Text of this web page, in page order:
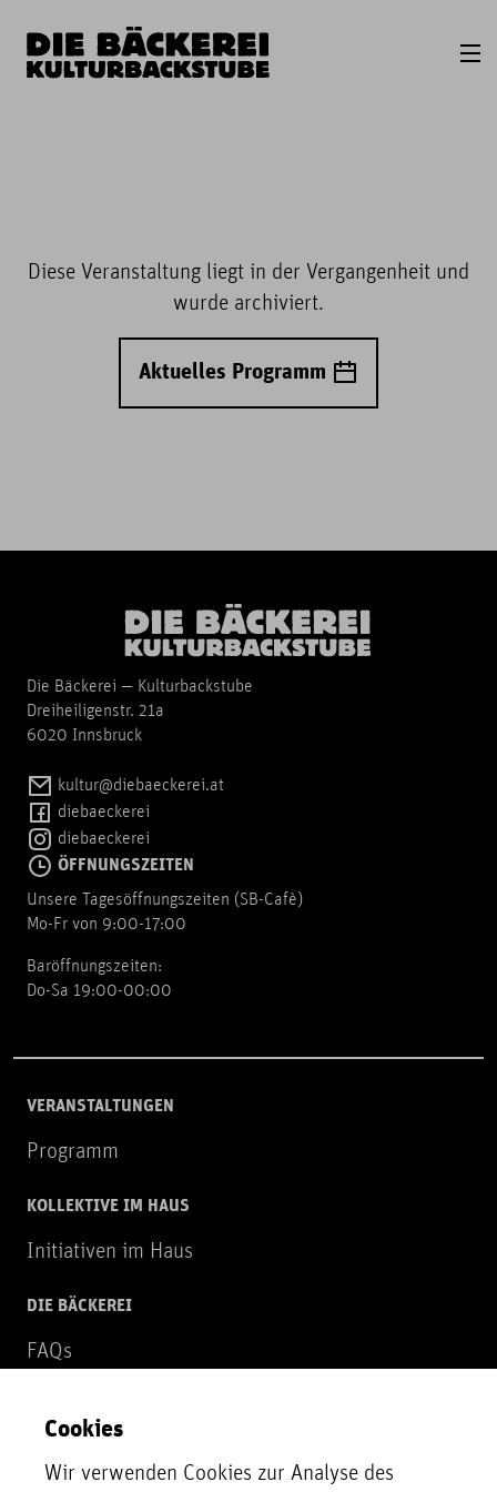
Diese Veranstaltung liegt in der Vergangenheit und
wurde archiviert.
Aktuelles Programm
Die Bäckerei — Kulturbackstube
Dreiheiligenstr. 21a
6020 Innsbruck
kultur@diebaeckerei.at
diebaeckerei
diebaeckerei
ÖFFNUNGSZEITEN
Unsere Tagesöffnungszeiten (SB-Cafè)
Mo-Fr von 9:00-17:00
Baröffnungszeiten:
Do-Sa 19:00-00:00
VERANSTALTUNGEN
Programm
KOLLEKTIVE IM HAUS
Initiativen im Haus
DIE BÄCKEREI
FAQs
NEWSLETTER
Zur Newsletter Anmeldung
Cookies
Wir verwenden Cookies zur Analyse des